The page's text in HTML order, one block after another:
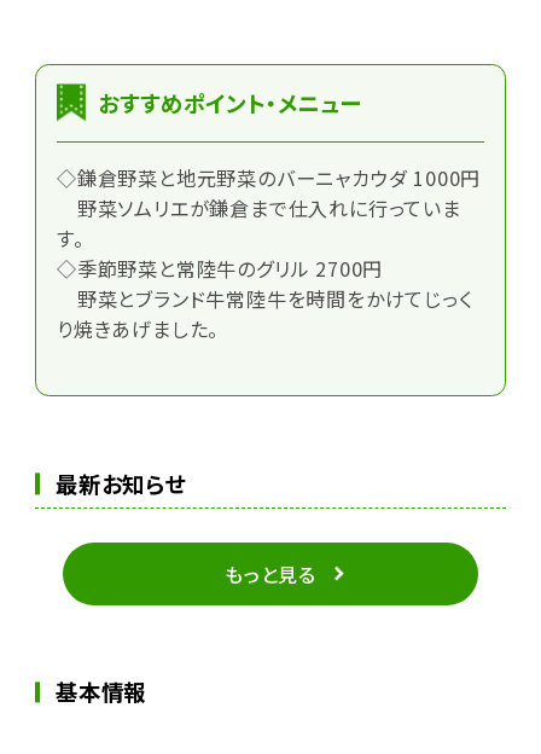
おすすめポイント・メニュー
◇鎌倉野菜と地元野菜のバーニャカウダ 1000円
野菜ソムリエが鎌倉まで仕入れに行っていま
す。
◇季節野菜と常陸牛のグリル 2700円
野菜とブランド牛常陸牛を時間をかけてじっく
り焼きあげました。
最新お知らせ
もっと見る
基本情報